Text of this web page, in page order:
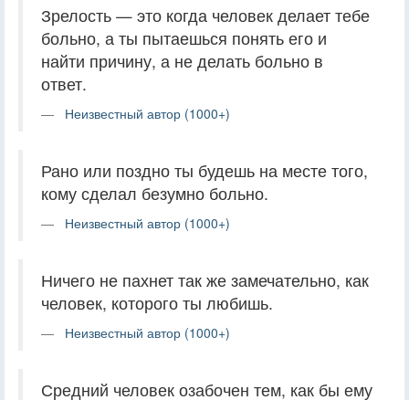
Зрелость — это когда человек делает тебе
больно, а ты пытаешься понять его и
найти причину, а не делать больно в
ответ.
Неизвестный автор (1000+)
Рано или поздно ты будешь на месте того,
кому сделал безумно больно.
Неизвестный автор (1000+)
Ничего не пахнет так же замечательно, как
человек, которого ты любишь.
Неизвестный автор (1000+)
Средний человек озабочен тем, как бы ему